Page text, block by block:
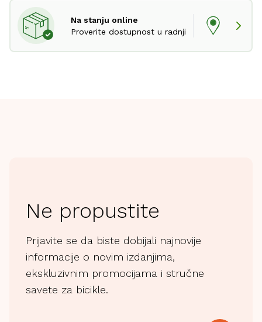
Na stanju online
Proverite dostupnost u radnji
Ne propustite
Prijavite se da biste dobijali najnovije
informacije o novim izdanjima,
ekskluzivnim promocijama i stručne
savete za bicikle.